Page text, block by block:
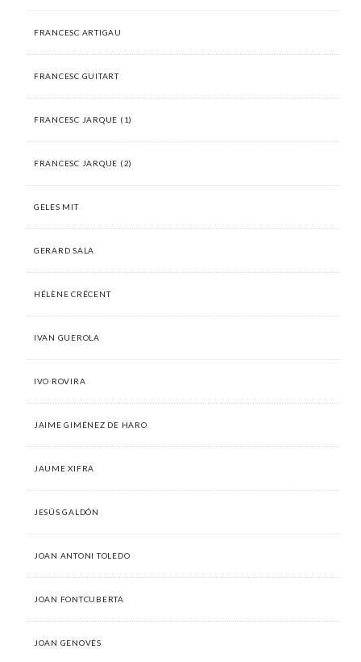
FRANCESC ARTIGAU
FRANCESC GUITART
FRANCESC JARQUE (1)
FRANCESC JARQUE (2)
GELES MIT
GERARD SALA
HÉLÈNE CRÉCENT
IVAN GUEROLA
IVO ROVIRA
JAIME GIMÉNEZ DE HARO
JAUME XIFRA
JESÚS GALDÓN
JOAN ANTONI TOLEDO
JOAN FONTCUBERTA
JOAN GENOVÉS